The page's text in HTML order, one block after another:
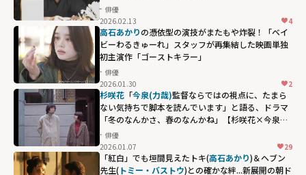
俳優
2026.02.13
4
高石あかりの憑依型の演技がまたもや炸裂！「ベイ
ビーわるきゅーれ」スタッフが再集結した映画単独
初主演作「ゴーストキラー」
俳優
2026.01.30
2
杉咲花 「今泉(力哉)監督ならではの視点に、たまら
ない気持ちで脚本を読んでいます」と語る、ドラマ
「冬のなんかさ、春のなんかね」【杉咲花×今泉力
哉対談インタビュー】
俳優
2026.01.07
29
「紅白」でも垣間見えたトキ(高石あかり)＆ヘブン
先生(トミー・バストウ)との確かな絆...新展開の朝ド